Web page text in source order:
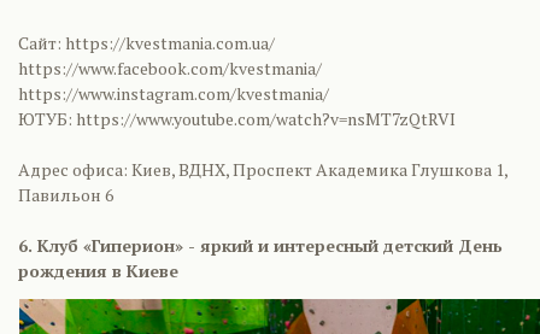
Сайт: https://kvestmania.com.ua/
https://www.facebook.com/kvestmania/
https://www.instagram.com/kvestmania/
ЮТУБ: https://www.youtube.com/watch?v=nsMT7zQtRVI
Адрес офиса: Киев, ВДНХ, Проспект Академика Глушкова 1,
Павильон 6
6. Клуб «Гиперион» - яркий и интересный детский День
рождения в Киеве